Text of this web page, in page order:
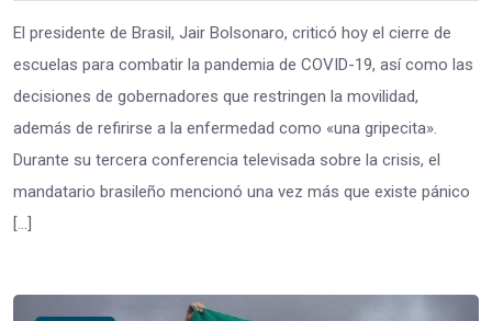
El presidente de Brasil, Jair Bolsonaro, criticó hoy el cierre de
escuelas para combatir la pandemia de COVID-19, así como las
decisiones de gobernadores que restringen la movilidad,
además de refirirse a la enfermedad como «una gripecita».
Durante su tercera conferencia televisada sobre la crisis, el
mandatario brasileño mencionó una vez más que existe pánico
[…]